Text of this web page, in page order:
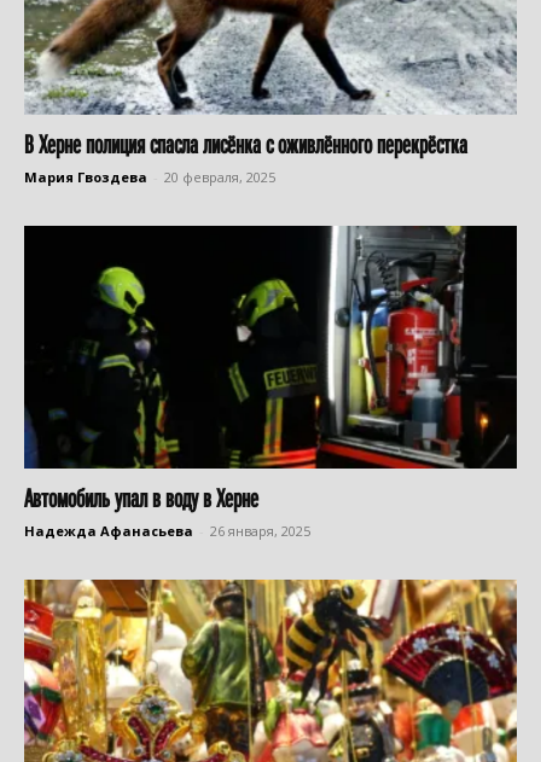
В Херне полиция спасла лисёнка с оживлённого перекрёстка
Мария Гвоздева 20 февраля, 2025
Автомобиль упал в воду в Херне
Надежда Афанасьева 26 января, 2025